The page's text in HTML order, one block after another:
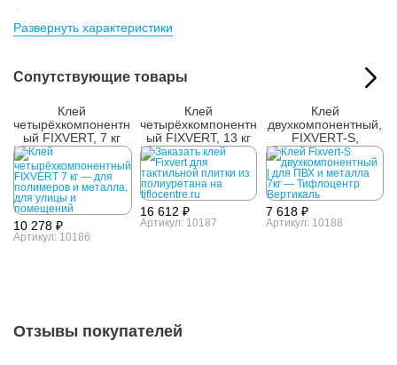
Размер (ВxШxГ):
590x820x15 мм
упаковке:
Развернуть характеристики
Сопутствующие товары
Клей
четырёхкомпонентн
ый FIXVERT, 7 кг
10 278 ₽
Артикул: 10186
Клей
четырёхкомпонентн
ый FIXVERT, 13 кг
16 612 ₽
Артикул: 10187
Клей
двухкомпонентный,
FIXVERT-S,
универсальный, 7
кг
7 618 ₽
Артикул: 10188
Отзывы покупателей